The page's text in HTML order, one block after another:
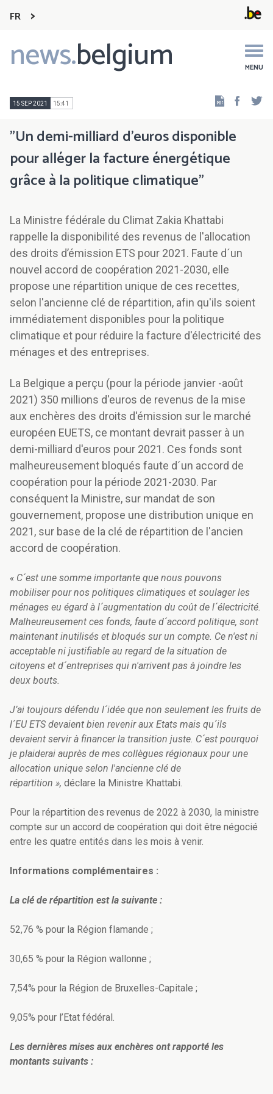
FR
news.belgium MENU
Main
navigation
15 SEP 2021 15:41
"Un demi-milliard d'euros disponible
pour alléger la facture énergétique
grâce à la politique climatique"
La Ministre fédérale du Climat Zakia Khattabi
rappelle la disponibilité des revenus de l'allocation
des droits d’émission ETS pour 2021. Faute d´un
nouvel accord de coopération 2021-2030, elle
propose une répartition unique de ces recettes,
selon l'ancienne clé de répartition, afin qu'ils soient
immédiatement disponibles pour la politique
climatique et pour réduire la facture d'électricité des
ménages et des entreprises.
La Belgique a perçu (pour la période janvier -août
2021) 350 millions d'euros de revenus de la mise
aux enchères des droits d'émission sur le marché
européen EUETS, ce montant devrait passer à un
demi-milliard d'euros pour 2021. Ces fonds sont
malheureusement bloqués faute d´un accord de
coopération pour la période 2021-2030. Par
conséquent la Ministre, sur mandat de son
gouvernement, propose une distribution unique en
2021, sur base de la clé de répartition de l'ancien
accord de coopération.
« C´est une somme importante que nous pouvons
mobiliser pour nos politiques climatiques et soulager les
ménages eu égard à l´augmentation du coût de l´électricité.
Malheureusement ces fonds, faute d´accord politique, sont
maintenant inutilisés et bloqués sur un compte. Ce n'est ni
acceptable ni justifiable au regard de la situation de
citoyens et d´entreprises qui n'arrivent pas à joindre les
deux bouts.
J’ai toujours défendu l´idée que non seulement les fruits de
l´EU ETS devaient bien revenir aux Etats mais qu´ils
devaient servir à financer la transition juste. C´est pourquoi
je plaiderai auprès de mes collègues régionaux pour une
allocation unique selon l'ancienne clé de
répartition », déclare la Ministre Khattabi.
Pour la répartition des revenus de 2022 à 2030, la ministre
compte sur un accord de coopération qui doit être négocié
entre les quatre entités dans les mois à venir.
Informations complémentaires :
La clé de répartition est la suivante :
52,76 % pour la Région flamande ;
30,65 % pour la Région wallonne ;
7,54% pour la Région de Bruxelles-Capitale ;
9,05% pour l’Etat fédéral.
Les dernières mises aux enchères ont rapporté les
montants suivants :